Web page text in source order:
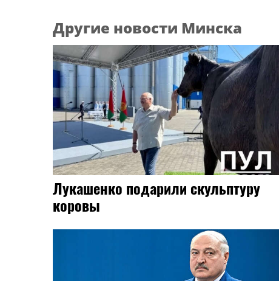
Другие новости Минска
Лукашенко подарили скульптуру
коровы